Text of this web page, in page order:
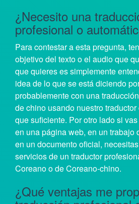
¿Necesito una
profesional o
Para contestar a esta pregunta,
objetivo del texto o el audio que
que quieres es simplemente
idea de lo que se está diciendo
probablemente con una
de chino usando nuestro
que suficiente. Por otro lado si
en una página web, en un trabajo
en un documento oficial,
servicios de un traductor
Coreano o de Coreano-chino.
¿Qué ventajas me